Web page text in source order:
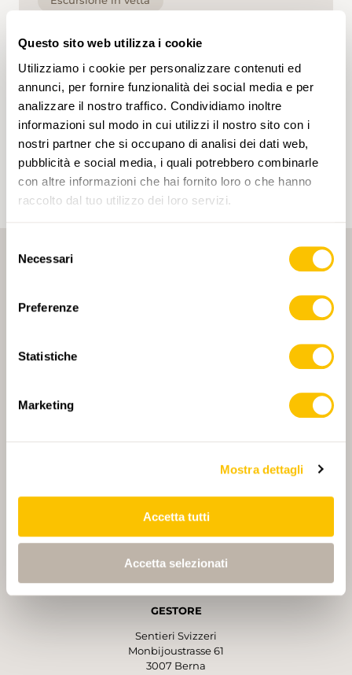
Questo sito web utilizza i cookie
Utilizziamo i cookie per personalizzare contenuti ed
annunci, per fornire funzionalità dei social media e per
analizzare il nostro traffico. Condividiamo inoltre
informazioni sul modo in cui utilizzi il nostro sito con i
nostri partner che si occupano di analisi dei dati web,
pubblicità e social media, i quali potrebbero combinarle
con altre informazioni che hai fornito loro o che hanno
raccolto dal tuo utilizzo dei loro servizi.
delNecessari
Preferenze
Statistiche
Marketing
Mostra dettagli
Accetta tutti
Accetta selezionati
Escursione in alta quota e panoramica
Escursione di più giorni
Alta T2
account e ottenere contenuti personalizzati in base
ai tuoi interessi. I tag possono essere salvati solo in
GESTORE
Sentieri Svizzeri
Monbijoustrasse 61
3007 Berna